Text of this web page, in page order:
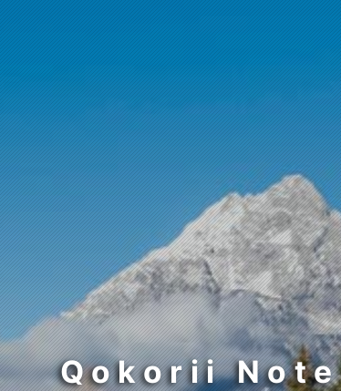
Qokorii Note